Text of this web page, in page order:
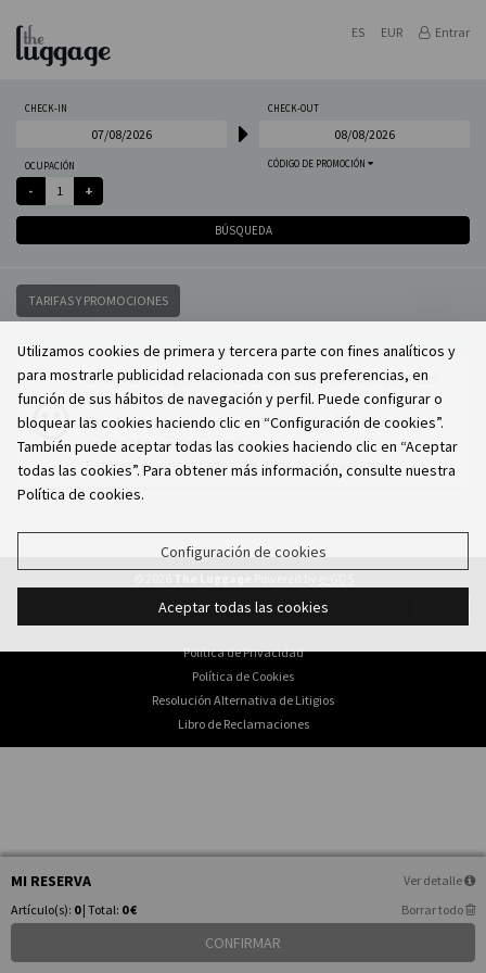
ES EUR Entrar
CHECK-IN CHECK-OUT
CÓDIGO DE PROMOCIÓN
OCUPACIÓN
BÚSQUEDA
TARIFAS Y PROMOCIONES
Lo sentimos, pero no tenemos disponibilidad para sus
opciones de búsqueda.
Por favor, cambie sus criterios o póngase en
contacto con nosotros.
Estaremos encantados de darle la bienvenida.
MI RESERVA
Ver detalle
Artículo(s): 0 | Total: 0 € Borrar todo
CONFIRMAR
- Because a Hotel Sells More Than Rooms
Política de Privacidad
Política de Cookies
Resolución Alternativa de Litigios
Libro de Reclamaciones
Utilizamos cookies de primera y tercera parte con fines analíticos y
para mostrarle publicidad relacionada con sus preferencias, en
función de sus hábitos de navegación y perfil. Puede configurar o
bloquear las cookies haciendo clic en “Configuración de cookies”.
También puede aceptar todas las cookies haciendo clic en “Aceptar
todas las cookies”. Para obtener más información, consulte nuestra
Política de cookies.
Configuración de cookies
Aceptar todas las cookies